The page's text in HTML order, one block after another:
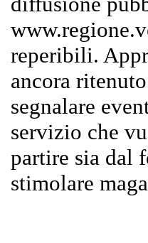
reperibili.
ancora
segnalare
servizio che
partire sia dal
stimolare